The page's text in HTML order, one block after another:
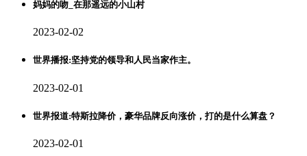
妈妈的吻_在那遥远的小山村
2023-02-02
世界播报:坚持党的领导和人民当家作主。
2023-02-01
世界报道:特斯拉降价，豪华品牌反向涨价，打的是什么算盘？
2023-02-01